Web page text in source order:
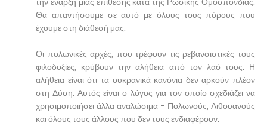
Θα απαντήσουμε σε αυτό με όλους τους πόρους που
έχουμε στη διάθεσή μας.
Οι πολωνικές αρχές, που τρέφουν τις ρεβανσιστικές τους
φιλοδοξίες, κρύβουν την αλήθεια από τον λαό τους. Η
αλήθεια είναι ότι τα ουκρανικά κανόνια δεν αρκούν πλέον
στη Δύση. Αυτός είναι ο λόγος για τον οποίο σχεδιάζει να
χρησιμοποιήσει άλλα αναλώσιμα - Πολωνούς, Λιθουανούς
και όλους τους άλλους που δεν τους ενδιαφέρουν.